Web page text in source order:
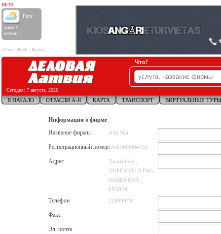
BETA
Рига:
днем +
ночью +
Alfrēds, Fredis, Madars
Сегодня: 7 августа, 2026
Что?
В НАЧАЛО ОТРАСЛИ А-Я КАРТА ТРАНСПОРТ ВИРТУАЛЬНЫЕ ТУРЫ
Информация о фирме
Название фирмы
Aldi SIA
Регистрационный номерLV47403004751
Адрес
'Jaunrubeņi',
OGRESGALA PAG.,
OGRES NOV.,
LV5020
Телефон 22009979
Факс
Эл. почта